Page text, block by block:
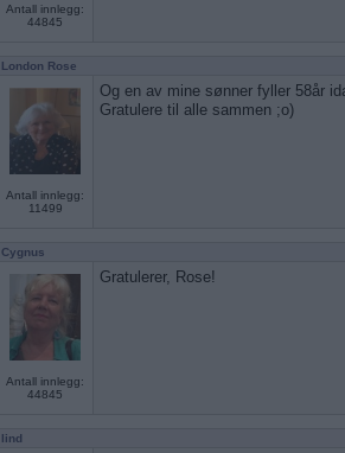
Antall innlegg:
44845
London Rose
Antall innlegg:
11499
Og en av mine sønner fyller 58år
Gratulere til alle sammen ;o)
Cygnus
Antall innlegg:
44845
Gratulerer, Rose!
lind